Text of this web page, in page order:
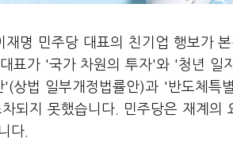
명 민주당 대표의 친기업 행보가
표가 '국가 차원의 투자'와 '청년 일
상법 일부개정법률안)과 '반도체특
되지 못했습니다. 민주당은 재계의
다.